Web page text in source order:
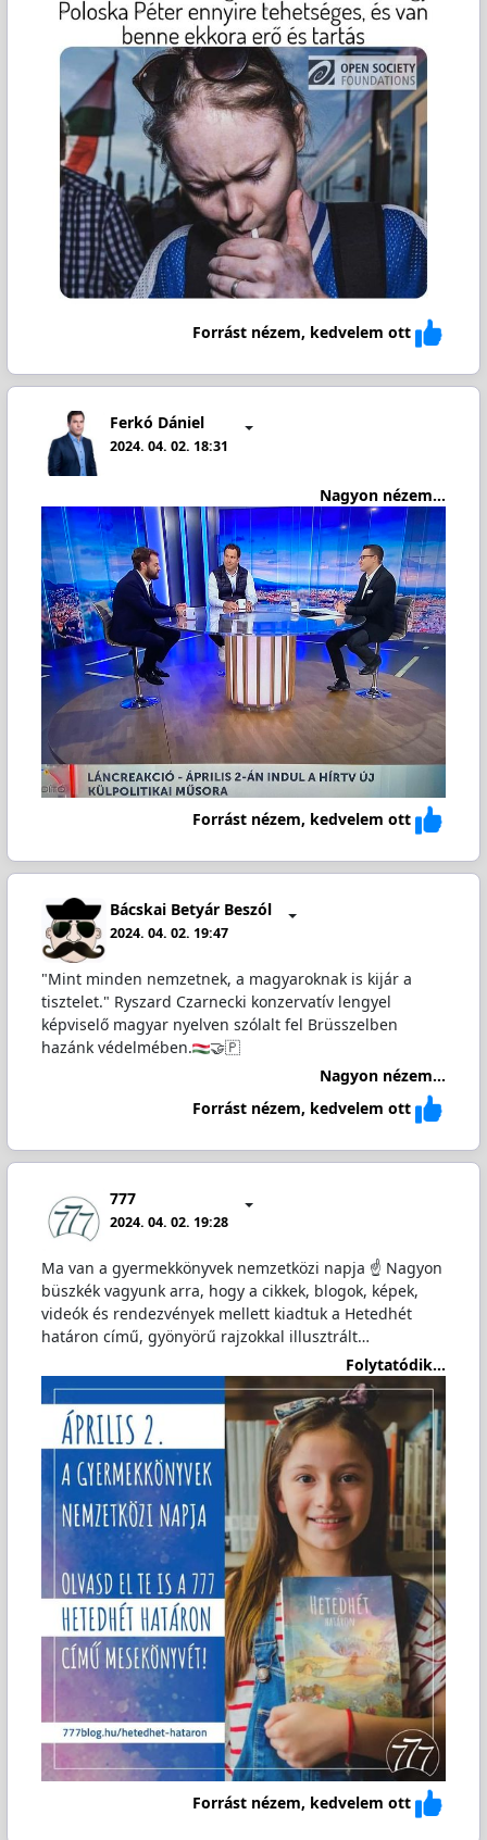
Forrást nézem, kedvelem ott
Ferkó Dániel
2024. 04. 02. 18:31
Nagyon nézem...
Forrást nézem, kedvelem ott
Bácskai Betyár Beszól
2024. 04. 02. 19:47
"Mint minden nemzetnek, a magyaroknak is kijár a
tisztelet." Ryszard Czarnecki konzervatív lengyel
képviselő magyar nyelven szólalt fel Brüsszelben
hazánk védelmében.
🤝🇵
Nagyon nézem...
Forrást nézem, kedvelem ott
777
2024. 04. 02. 19:28
Ma van a gyermekkönyvek nemzetközi napja ☝️ Nagyon
büszkék vagyunk arra, hogy a cikkek, blogok, képek,
videók és rendezvények mellett kiadtuk a Hetedhét
határon című, gyönyörű rajzokkal illusztrált…
Folytatódik...
Forrást nézem, kedvelem ott